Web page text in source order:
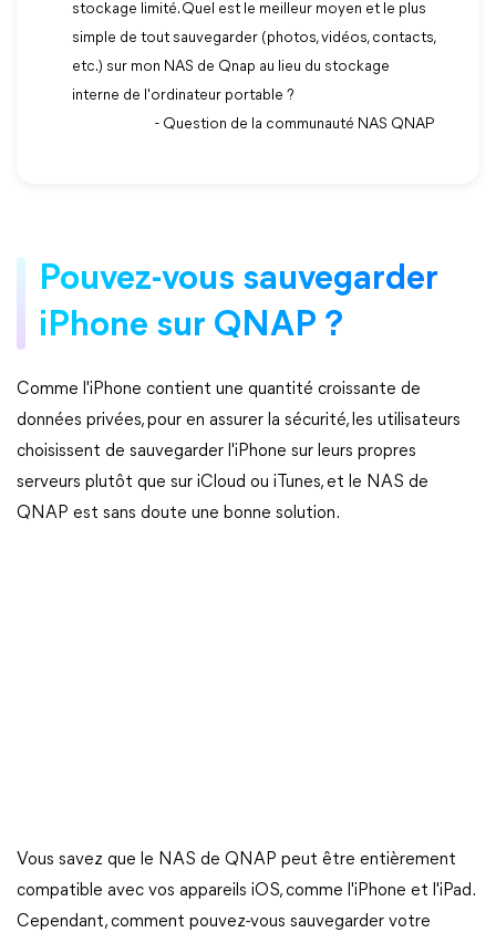
stockage limité. Quel est le meilleur moyen et le plus
simple de tout sauvegarder (photos, vidéos, contacts,
etc.) sur mon NAS de Qnap au lieu du stockage
interne de l'ordinateur portable ?
- Question de la communauté NAS QNAP
Pouvez-vous sauvegarder
iPhone sur QNAP ?
Comme l'iPhone contient une quantité croissante de
données privées, pour en assurer la sécurité, les utilisateurs
choisissent de sauvegarder l'iPhone sur leurs propres
serveurs plutôt que sur iCloud ou iTunes, et le NAS de
QNAP est sans doute une bonne solution.
Vous savez que le NAS de QNAP peut être entièrement
compatible avec vos appareils iOS, comme l'iPhone et l'iPad.
Cependant, comment pouvez-vous sauvegarder votre